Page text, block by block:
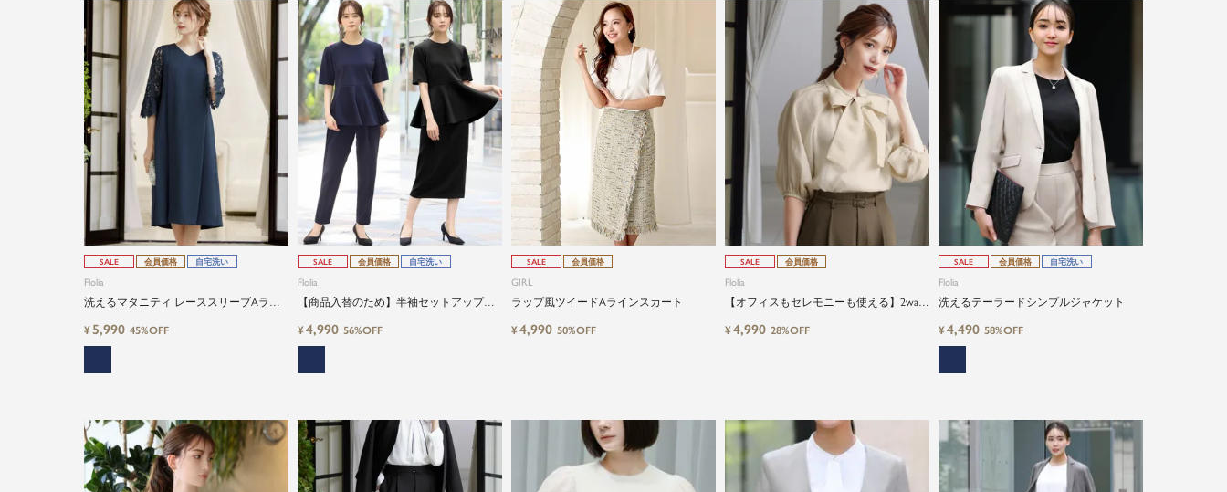
SALE 会員価格 自宅洗い
Flolia
洗えるマタニティ レーススリーブAライ
¥5,990 45%OFF
SALE 会員価格 自宅洗い
Flolia
【商品入替のため】半袖セットアップ｜
¥4,990 56%OFF
SALE 会員価格
GIRL
ラップ風ツイードAラインスカート
¥4,990 50%OFF
SALE 会員価格
Flolia
【オフィスもセレモニーも使える】2way
ドネック五分袖ブラウス
¥4,990 28%OFF
SALE 会員価格 自宅洗い
Flolia
洗えるテーラードシンプルジャケット
¥4,490 58%OFF